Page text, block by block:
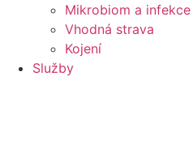
Mikrobiom a infekce
Vhodná strava
Kojení
Služby